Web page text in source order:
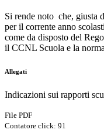
Si rende noto che, giusta
per il corrente anno
come da disposto del
il CCNL Scuola e la
Allegati
Indicazioni sui rapporti
File PDF
Contatore click: 91